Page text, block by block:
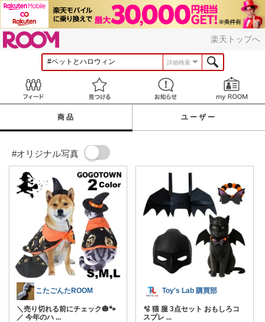
楽天トップへ
詳細検索
見つける お知らせ
商品 ユーザー
#オリジナル写真
こたごんたROOM
＼売り切れる前にチェック🎃🐾
／ 今年のハ ...
Toy's Lab 購買部
🫧 猫 服 3点セット おもしろコ
スプレ ...